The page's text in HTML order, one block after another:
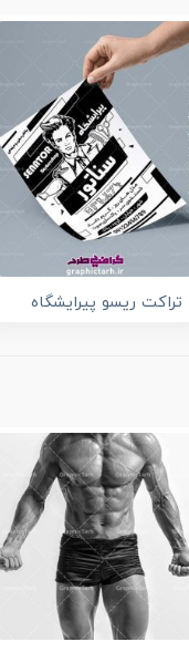
تراکت ریسو پیرایشگاه